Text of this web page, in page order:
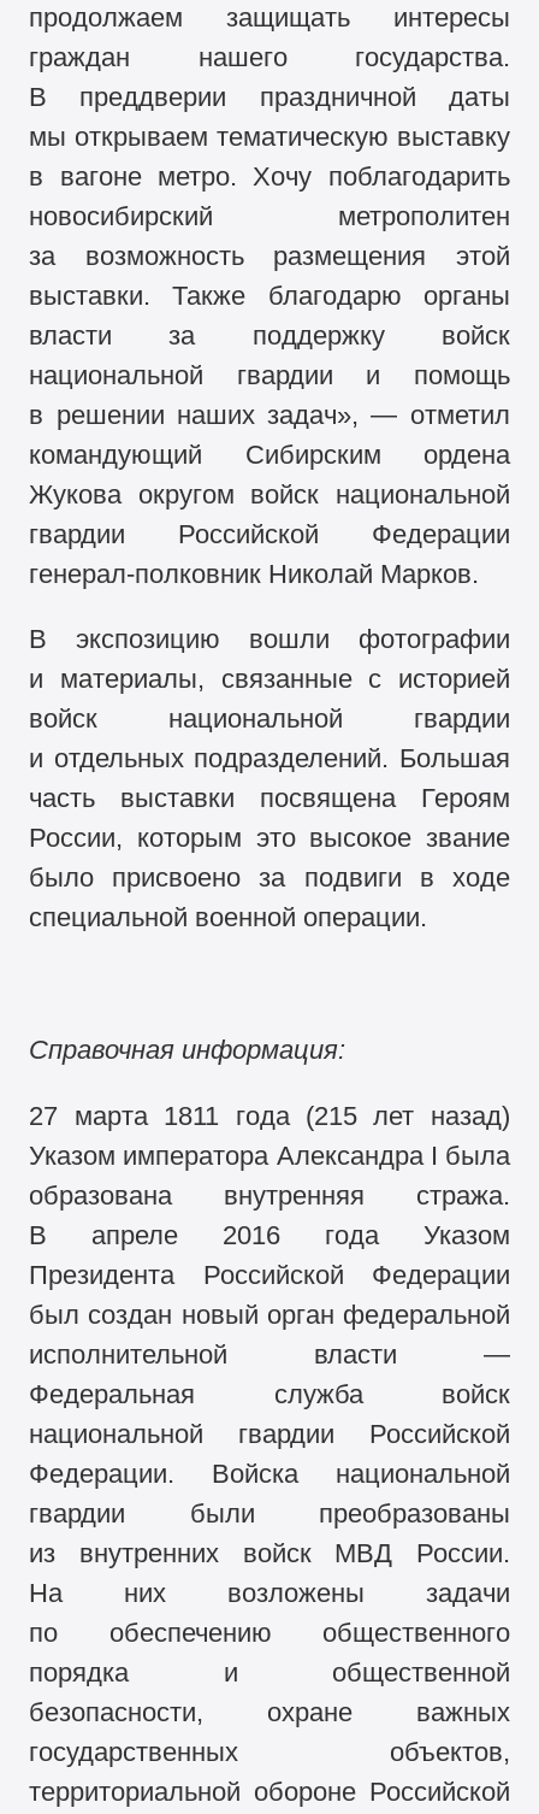
продолжаем защищать интересы
граждан нашего государства.
В преддверии праздничной даты
мы открываем тематическую выставку
в вагоне метро. Хочу поблагодарить
новосибирский метрополитен
за возможность размещения этой
выставки. Также благодарю органы
власти за поддержку войск
национальной гвардии и помощь
в решении наших задач», — отметил
командующий Сибирским ордена
Жукова округом войск национальной
гвардии Российской Федерации
генерал-полковник Николай Марков.
В экспозицию вошли фотографии
и материалы, связанные с историей
войск национальной гвардии
и отдельных подразделений. Большая
часть выставки посвящена Героям
России, которым это высокое звание
было присвоено за подвиги в ходе
специальной военной операции.
Справочная информация:
27 марта 1811 года (215 лет назад)
Указом императора Александра I была
образована внутренняя стража.
В апреле 2016 года Указом
Президента Российской Федерации
был создан новый орган федеральной
исполнительной власти —
Федеральная служба войск
национальной гвардии Российской
Федерации. Войска национальной
гвардии были преобразованы
из внутренних войск МВД России.
На них возложены задачи
по обеспечению общественного
порядка и общественной
безопасности, охране важных
государственных объектов,
территориальной обороне Российской